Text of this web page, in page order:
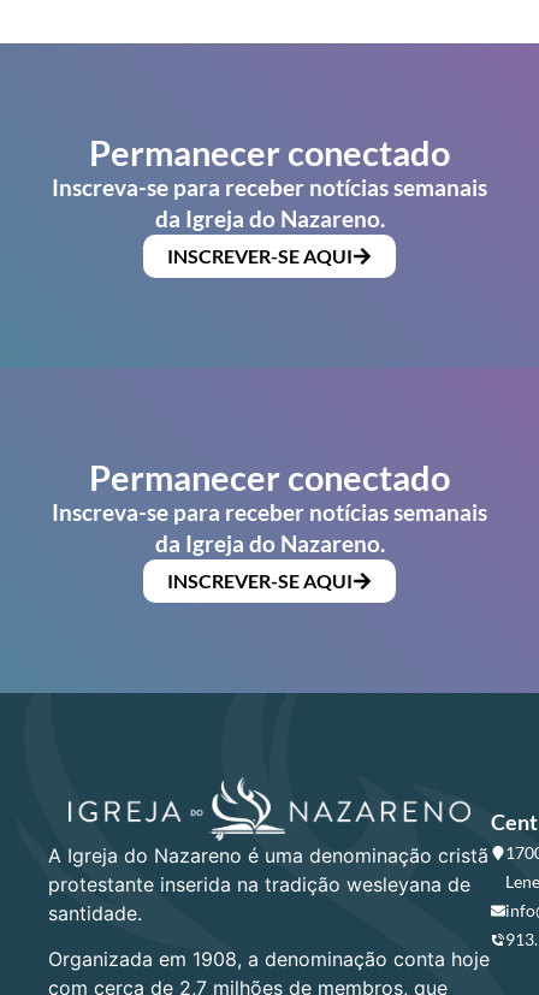
Permanecer conectado
Inscreva-se para receber notícias semanais
da Igreja do Nazareno.
INSCREVER-SE AQUI
Permanecer conectado
Inscreva-se para receber notícias semanais
da Igreja do Nazareno.
INSCREVER-SE AQUI
A Igreja do Nazareno é uma denominação cristã
protestante inserida na tradição wesleyana de
santidade.
Organizada em 1908, a denominação conta hoje
com cerca de 2,7 milhões de membros, que